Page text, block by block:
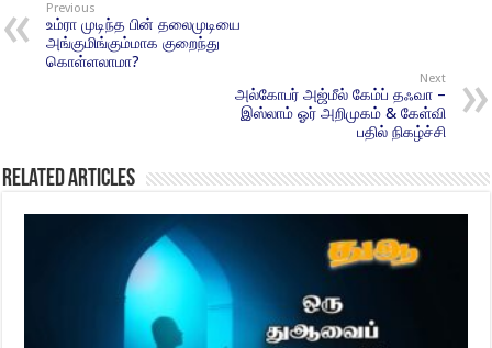
Previous
உம்ரா முடிந்த பின் தலைமுடியை
அங்குமிங்கும்மாக குறைந்து
கொள்ளலாமா?
Next
அல்கோபர் அஜ்மீல் கேம்ப் தஃவா –
இஸ்லாம் ஓர் அறிமுகம் & கேள்வி
பதில் நிகழ்ச்சி
Related Articles